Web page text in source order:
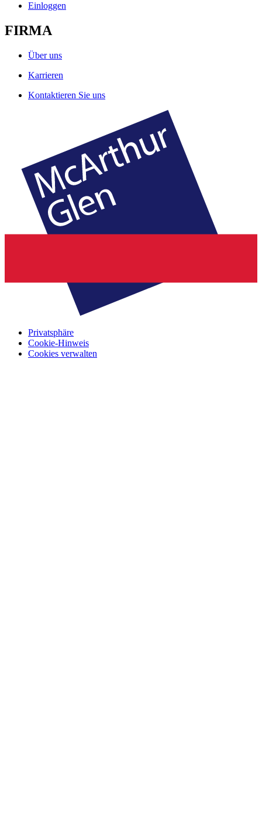
Einloggen
FIRMA
Über uns
Karrieren
Kontaktieren Sie uns
Privatsphäre
Cookie-Hinweis
Cookies verwalten